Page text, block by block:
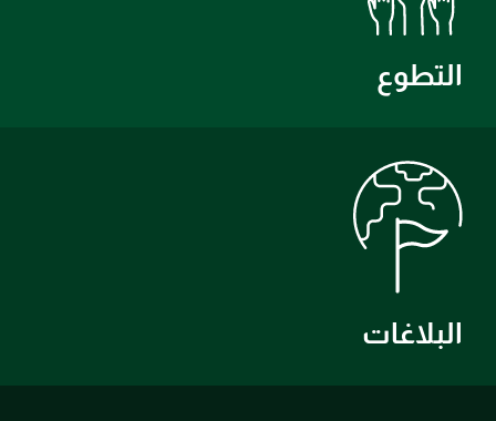
التطوع
البلاغات